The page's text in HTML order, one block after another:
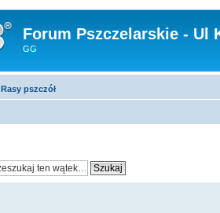
Forum Pszczelarskie - Ul
GG
Rasy pszczół